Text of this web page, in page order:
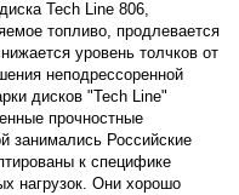
Tech Line 806,
топливо, продлевается
уровень толчков от
неподрессоренной
дисков "Tech Line"
прочностные
занимались Российские
к специфике
нагрузок. Они хорошо